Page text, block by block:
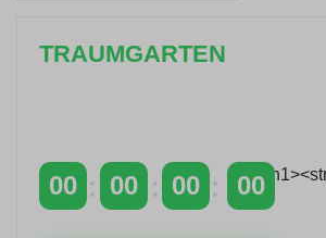
TRAUMGARTEN
00 00 00 00